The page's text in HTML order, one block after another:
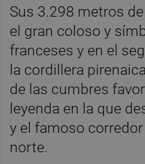
Sus 3.298 metros
el gran coloso y
franceses y en el
la cordillera
de las cumbres
leyenda en la que
y el famoso corredor
norte.